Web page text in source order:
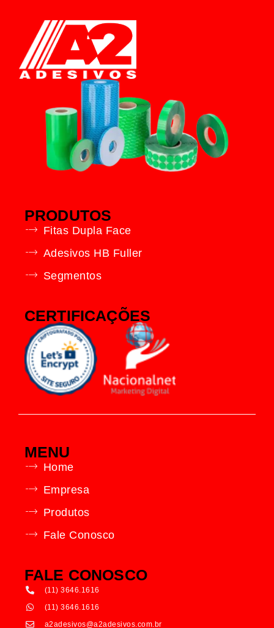
PRODUTOS
Fitas Dupla Face
Adesivos HB Fuller
Segmentos
CERTIFICAÇÕES
MENU
Home
Empresa
Produtos
Fale Conosco
FALE CONOSCO
(11) 3646.1616
(11) 3646.1616
a2adesivos@a2adesivos.com.br